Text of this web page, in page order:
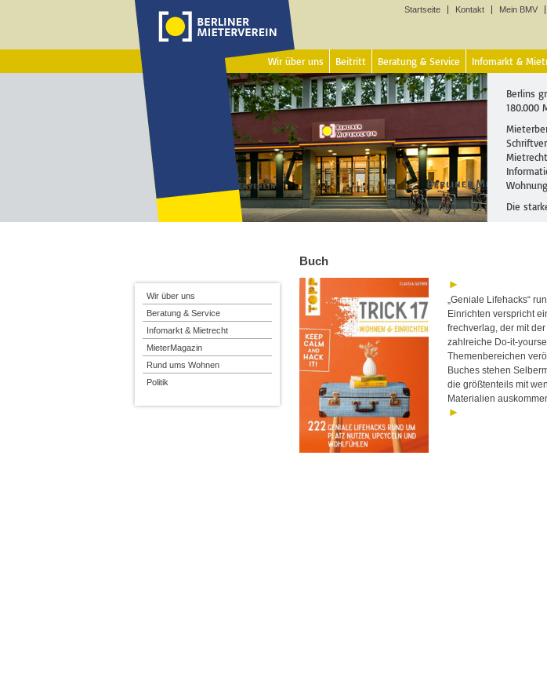
Startseite Kontakt Mein BMV
Wir über uns Beitritt Beratung & Service Infomarkt &
Berlins
180.000
Die
Buch
„Geniale Lifehacks“
Einrichten verspricht
frechverlag, der mit
zahlreiche Do-it-
Themenbereichen
Buches stehen
die größtenteils mit
Materialien
Wir über uns
Beratung & Service
Infomarkt & Mietrecht
MieterMagazin
Rund ums Wohnen
Politik